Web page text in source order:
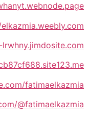
fatimaelkazmia
@fatimaelkazmia